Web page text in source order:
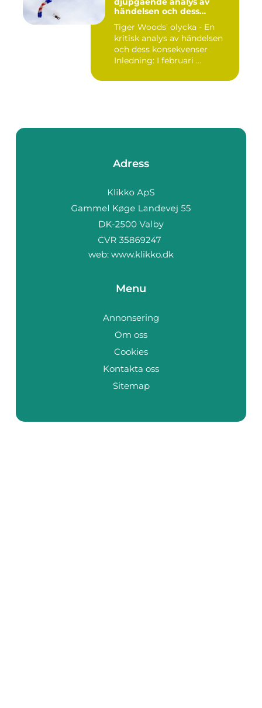
händelsen och dess
Tiger Woods' olycka - En
kritisk analys av händelsen
och dess konsekvenser
Inledning: I februari ...
Adress
web: www.klikko.dk
Menu
Annonsering
Om oss
Cookies
Kontakta oss
Sitemap